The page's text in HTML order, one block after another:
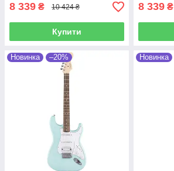
8 339 ₴ 10 424 ₴
Купити
8 339 ₴
Новинка –20% Новинка